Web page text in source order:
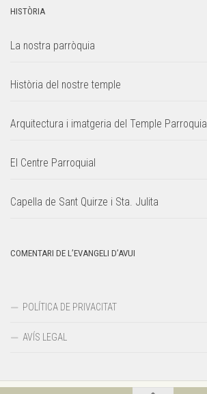
HISTÒRIA
La nostra parròquia
Història del nostre temple
Arquitectura i imatgeria del Temple Parroquial
El Centre Parroquial
Capella de Sant Quirze i Sta. Julita
COMENTARI DE L’EVANGELI D’AVUI
POLÍTICA DE PRIVACITAT
AVÍS LEGAL